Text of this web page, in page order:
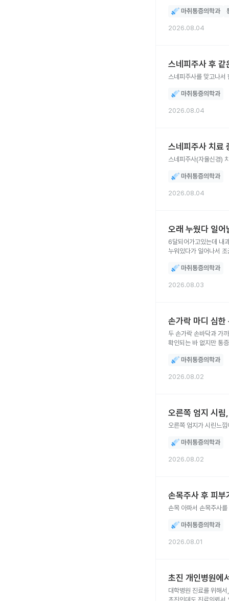
마취통증의학과
2026.08.04
스네피주사 후
스네피주사를 맞고나서
마취통증의학과
2026.08.04
스네피주사 치료
마취통증의학과
2026.08.04
오래 누웠다 일어
6달되어가고있는데 내
누워있다가 일어나서
마취통증의학과
2026.08.03
손가락 마디 심한
두 손가락 손바닥과 가
확인되는 바 없지만 통
마취통증의학과
2026.08.02
오른쪽 엄지 시
오른쪽 엄지가 시린느
마취통증의학과
2026.08.02
손목주사 후 피
손목 아파서 손목주사
마취통증의학과
2026.08.01
초진 개인병원에
대학병원 진료를 위해서, 진료의뢰서를 받으려고 하는